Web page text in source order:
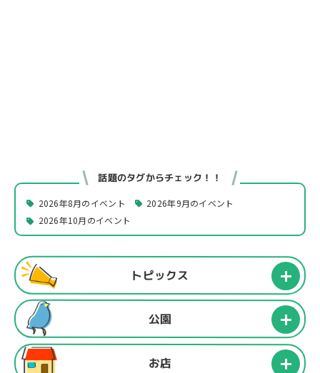
話題のタグからチェック！！
2026年8月のイベント
2026年9月のイベント
2026年10月のイベント
トピックス
公園
お店